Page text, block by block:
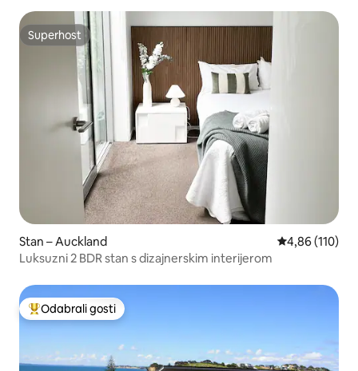
Superhost
Superhost
Stan – Auckland Prosječna
4,86 (110)
Luksuzni 2 BDR stan s dizajnerskim interijerom
Među najviše rangiranima s oznakom „Odabrali gosti”
Odabrali gosti